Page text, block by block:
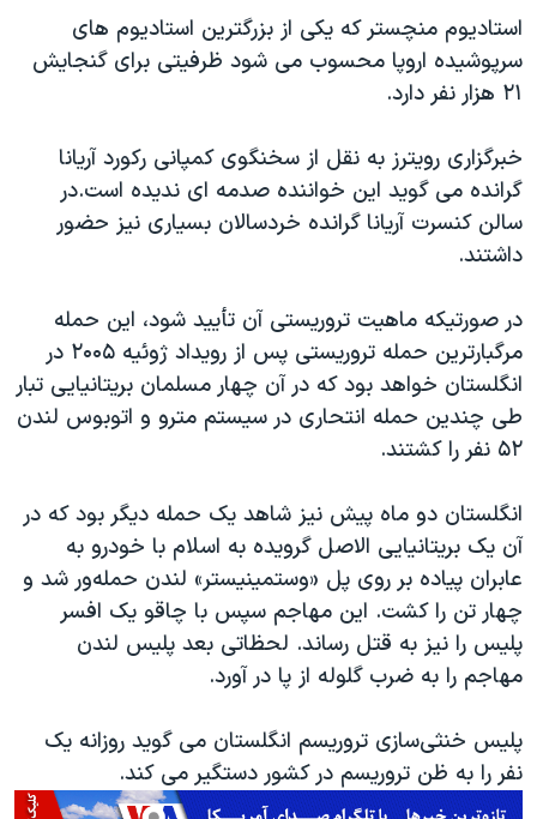
استادیوم منچستر که یکی از بزرگترین استادیوم های
سرپوشیده اروپا محسوب می شود ظرفیتی برای گنجایش
۲۱ هزار نفر دارد.
خبرگزاری رویترز به نقل از سخنگوی کمپانی رکورد آریانا
گرانده می گوید این خواننده صدمه ای ندیده است.در
سالن کنسرت آریانا گرانده خردسالان بسیاری نیز حضور
داشتند.
در صورتیکه ماهیت تروریستی آن تأیید شود، این حمله
مرگبارترین حمله تروریستی پس از رویداد ژوئیه ۲۰۰۵ در
انگلستان خواهد بود که در آن چهار مسلمان بریتانیایی تبار
طی چندین حمله انتحاری در سیستم مترو و اتوبوس لندن
۵۲ نفر را کشتند.
انگلستان دو ماه پیش نیز شاهد یک حمله دیگر بود که در
آن یک بریتانیایی الاصل گرویده به اسلام با خودرو به
عابران پیاده بر روی پل «وستمینیستر» لندن حمله‌ور شد و
چهار تن را کشت. این مهاجم سپس با چاقو یک افسر
پلیس را نیز به قتل رساند. لحظاتی بعد پلیس لندن
مهاجم را به ضرب گلوله از پا در آورد.
پلیس خنثی‌سازی تروریسم انگلستان می گوید روزانه یک
نفر را به ظن تروریسم در کشور دستگیر می کند. ​